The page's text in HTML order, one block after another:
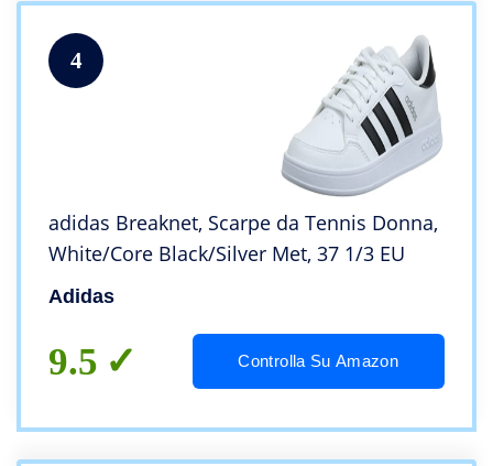
4
adidas Breaknet, Scarpe da Tennis Donna,
White/Core Black/Silver Met, 37 1/3 EU
Adidas
9.5 Controlla Su Amazon